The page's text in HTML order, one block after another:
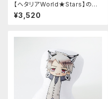
【ヘタリアWorld★Stars】のび
猫クッション 第2弾（ポルトガ
ル）
¥3,520